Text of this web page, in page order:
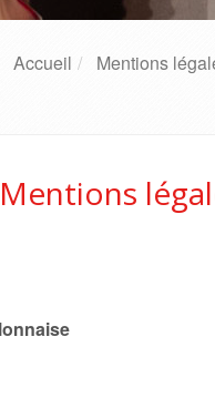
Accueil Mentions
Mentions